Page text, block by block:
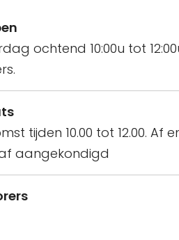
ochtend 10:00u tot
tijden 10.00 tot 12.00.
aangekondigd